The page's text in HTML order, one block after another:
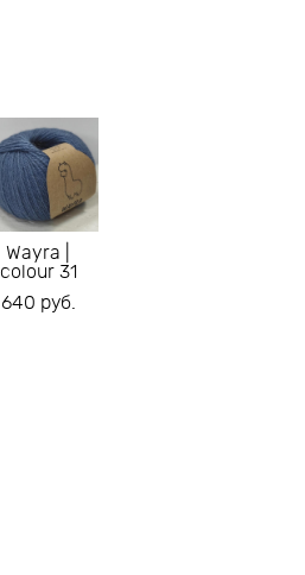
Wayra |
colour 31
640 pуб.